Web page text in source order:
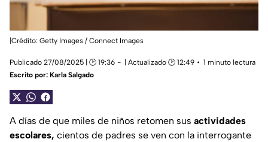
|Crédito: Getty Images / Connect Images
Publicado 27/08/2025 | 🕑 19:36 | Actualizado 🕑 12:49
1 minuto lectura
Escrito por: Karla Salgado
A días de que miles de niños retomen sus actividades
escolares, cientos de padres se ven con la interrogante